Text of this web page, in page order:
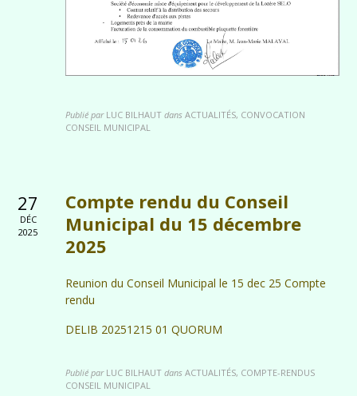
Publié par LUC BILHAUT dans ACTUALITÉS, CONVOCATION
CONSEIL MUNICIPAL
27
DÉC
2025
Compte rendu du Conseil
Municipal du 15 décembre
2025
Reunion du Conseil Municipal le 15 dec 25 Compte
rendu
DELIB 20251215 01 QUORUM
Publié par LUC BILHAUT dans ACTUALITÉS, COMPTE-RENDUS
CONSEIL MUNICIPAL